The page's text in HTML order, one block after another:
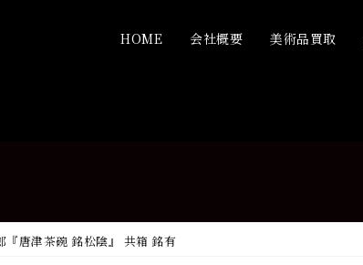
HOME 会社概要 美術品買取
『唐津茶碗 銘松陰』 共箱 銘有